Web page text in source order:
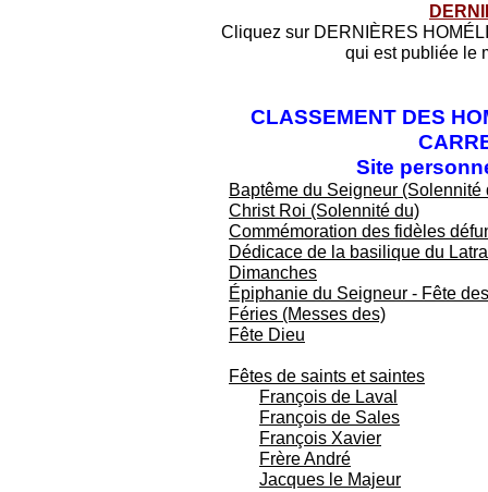
Cliquez sur DERNIÈRES
qui est publiée le
CLASSEMENT DES
Site
Baptême du Seigneur (Solennité
Christ Roi (Solennité du)
Commémoration des fidèles
Dédicace de la basilique du
Dimanches
Épiphanie du Seigneur - Fête
Féries (Messes des)
Fête Dieu
Fêtes de saints et saintes
François de Laval
François de Sales
François Xavier
Frère André
Jacques le Majeur